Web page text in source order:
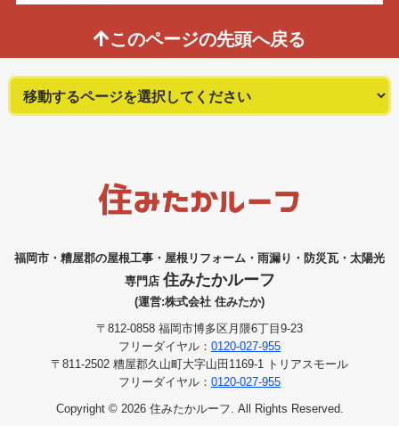
このページの先頭へ戻る
福岡市・糟屋郡の屋根工事・屋根リフォーム・雨漏り・防災瓦・太陽光
専門店 住みたかルーフ
(運営:株式会社 住みたか)
〒812-0858 福岡市博多区月隈6丁目9-23
フリーダイヤル： 0120-027-955
〒811-2502 糟屋郡久山町大字山田1169-1 トリアスモール
フリーダイヤル： 0120-027-955
Copyright © 2026 住みたかルーフ. All Rights Reserved.